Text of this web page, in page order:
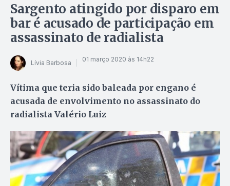
Sargento atingido por disparo em
bar é acusado de participação em
assassinato de radialista
Lívia Barbosa 01 março 2020 às 14h22
Vítima que teria sido baleada por engano é
acusada de envolvimento no assassinato do
radialista Valério Luiz